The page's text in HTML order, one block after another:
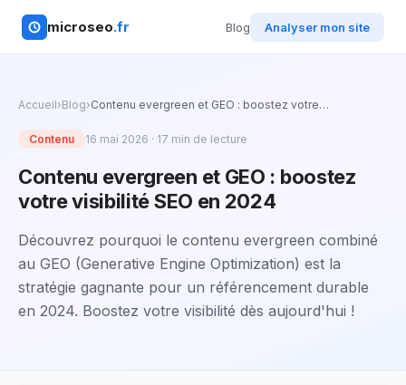
microseo.fr Blog Analyser mon site
Accueil›Blog›Contenu evergreen et GEO : boostez votre…
Contenu 16 mai 2026 · 17 min de lecture
Contenu evergreen et GEO : boostez
votre visibilité SEO en 2024
Découvrez pourquoi le contenu evergreen combiné
au GEO (Generative Engine Optimization) est la
stratégie gagnante pour un référencement durable
en 2024. Boostez votre visibilité dès aujourd'hui !